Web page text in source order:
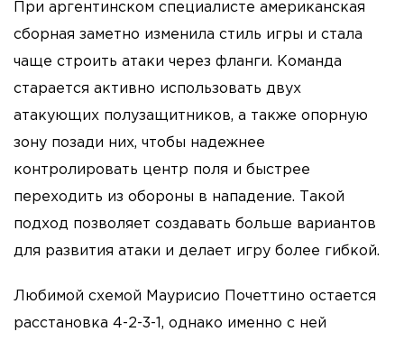
При аргентинском специалисте американская
сборная заметно изменила стиль игры и стала
чаще строить атаки через фланги. Команда
старается активно использовать двух
атакующих полузащитников, а также опорную
зону позади них, чтобы надежнее
контролировать центр поля и быстрее
переходить из обороны в нападение. Такой
подход позволяет создавать больше вариантов
для развития атаки и делает игру более гибкой.
Любимой схемой Маурисио Почеттино остается
расстановка 4-2-3-1, однако именно с ней